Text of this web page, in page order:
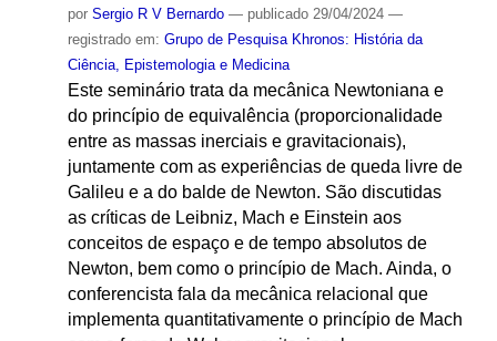
por Sergio R V Bernardo — publicado29/04/2024 —
registrado em: Grupo de Pesquisa Khronos: História da
Ciência, Epistemologia e Medicina
Este seminário trata da mecânica Newtoniana e
do princípio de equivalência (proporcionalidade
entre as massas inerciais e gravitacionais),
juntamente com as experiências de queda livre de
Galileu e a do balde de Newton. São discutidas
as críticas de Leibniz, Mach e Einstein aos
conceitos de espaço e de tempo absolutos de
Newton, bem como o princípio de Mach. Ainda, o
conferencista fala da mecânica relacional que
implementa quantitativamente o princípio de Mach